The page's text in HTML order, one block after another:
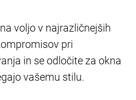
voljo v najrazličnejših
pri
in se odločite za okna
vašemu stilu.